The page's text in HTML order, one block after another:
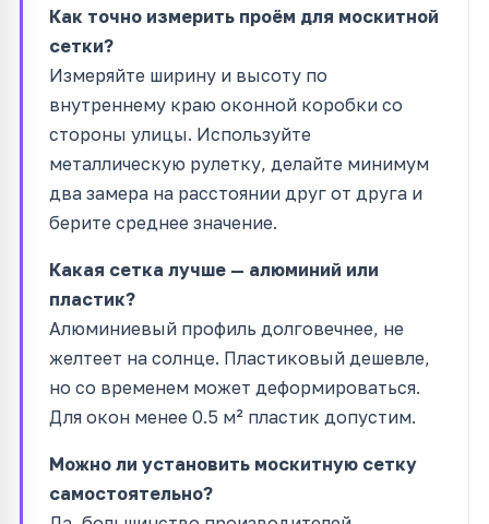
Как точно измерить проём для москитной
сетки?
Измеряйте ширину и высоту по
внутреннему краю оконной коробки со
стороны улицы. Используйте
металлическую рулетку, делайте минимум
два замера на расстоянии друг от друга и
берите среднее значение.
Какая сетка лучше — алюминий или
пластик?
Алюминиевый профиль долговечнее, не
желтеет на солнце. Пластиковый дешевле,
но со временем может деформироваться.
Для окон менее 0.5 м² пластик допустим.
Можно ли установить москитную сетку
самостоятельно?